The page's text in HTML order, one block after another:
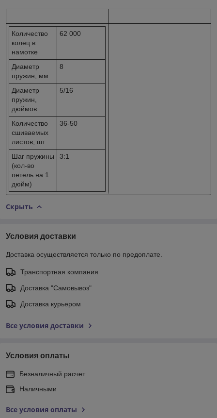
Количество
колец в
намотке
62 000
Диаметр
пружин, мм
8
Диаметр
пружин,
дюймов
5/16
Количество
сшиваемых
листов, шт
36-50
Шаг пружины
(кол-во
петель на 1
дюйм)
3:1
Скрыть
Условия доставки
Доставка осуществляется только по предоплате.
Транспортная компания
Доставка "Самовывоз"
Доставка курьером
Все условия доставки
Условия оплаты
Безналичный расчет
Наличными
Все условия оплаты